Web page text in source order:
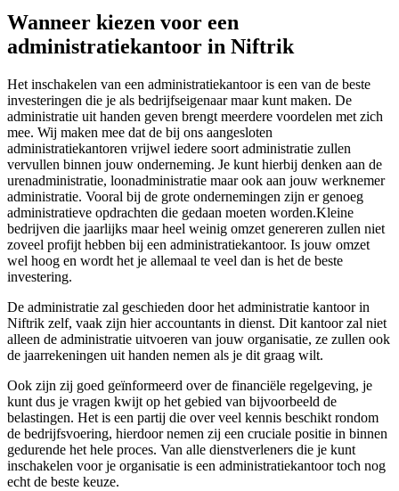
Wanneer kiezen voor een
administratiekantoor in Niftrik
Het inschakelen van een administratiekantoor is een van de beste
investeringen die je als bedrijfseigenaar maar kunt maken. De
administratie uit handen geven brengt meerdere voordelen met zich
mee. Wij maken mee dat de bij ons aangesloten
administratiekantoren vrijwel iedere soort administratie zullen
vervullen binnen jouw onderneming. Je kunt hierbij denken aan de
urenadministratie, loonadministratie maar ook aan jouw werknemer
administratie. Vooral bij de grote ondernemingen zijn er genoeg
administratieve opdrachten die gedaan moeten worden.Kleine
bedrijven die jaarlijks maar heel weinig omzet genereren zullen niet
zoveel profijt hebben bij een administratiekantoor. Is jouw omzet
wel hoog en wordt het je allemaal te veel dan is het de beste
investering.
De administratie zal geschieden door het administratie kantoor in
Niftrik zelf, vaak zijn hier accountants in dienst. Dit kantoor zal niet
alleen de administratie uitvoeren van jouw organisatie, ze zullen ook
de jaarrekeningen uit handen nemen als je dit graag wilt.
Ook zijn zij goed geïnformeerd over de financiële regelgeving, je
kunt dus je vragen kwijt op het gebied van bijvoorbeeld de
belastingen. Het is een partij die over veel kennis beschikt rondom
de bedrijfsvoering, hierdoor nemen zij een cruciale positie in binnen
gedurende het hele proces. Van alle dienstverleners die je kunt
inschakelen voor je organisatie is een administratiekantoor toch nog
echt de beste keuze.